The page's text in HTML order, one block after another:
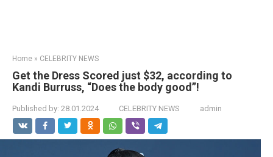
Home » CELEBRITY NEWS
Get the Dress Scored just $32, according to
Kandi Burruss, “Does the body good”!
Published by: 28.01.2024 CELEBRITY NEWS admin